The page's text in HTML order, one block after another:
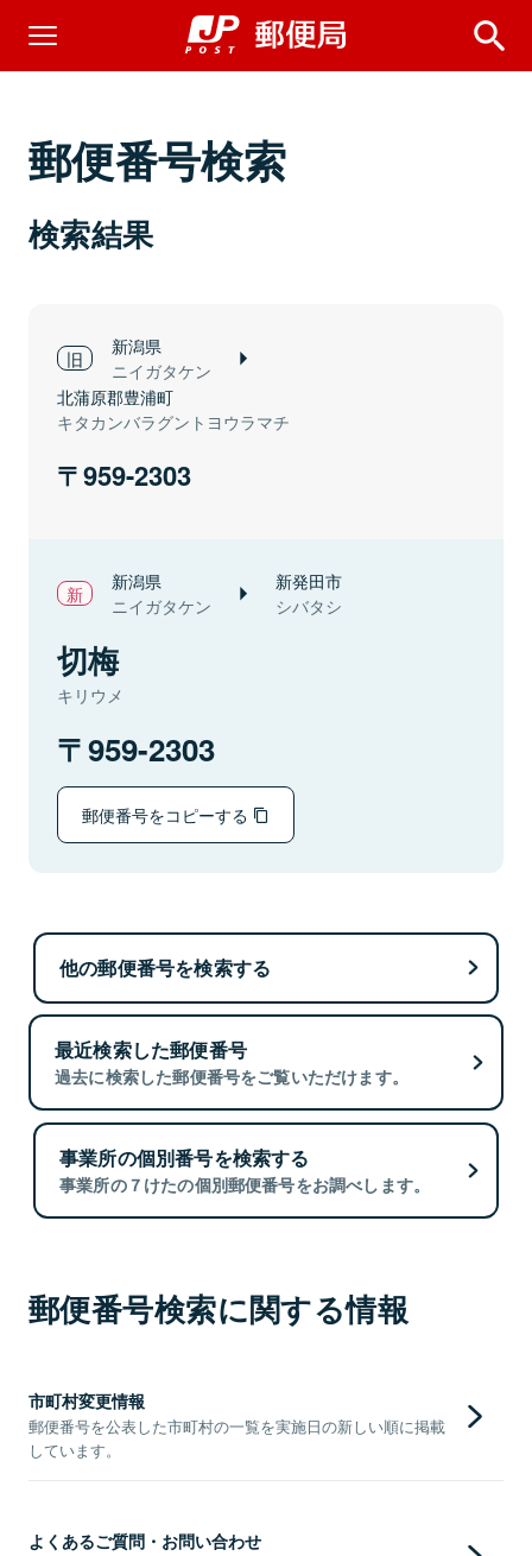
郵便番号検索
検索結果
新潟県
ニイガタケン
北蒲原郡豊浦町
キタカンバラグントヨウラマチ
959-2303
新潟県
ニイガタケン
新発田市
シバタシ
切梅
キリウメ
959-2303
郵便番号をコピーする
他の郵便番号を検索する
最近検索した郵便番号
過去に検索した郵便番号をご覧いただけます。
事業所の個別番号を検索する
事業所の７けたの個別郵便番号をお調べします。
郵便番号検索に関する情報
市町村変更情報
郵便番号を公表した市町村の一覧を実施日の新しい順に掲載
しています。
よくあるご質問・お問い合わせ